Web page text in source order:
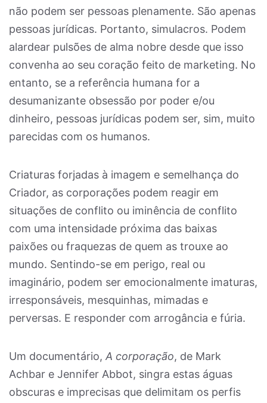
não podem ser pessoas plenamente. São apenas
pessoas jurídicas. Portanto, simulacros. Podem
alardear pulsões de alma nobre desde que isso
convenha ao seu coração feito de marketing. No
entanto, se a referência humana for a
desumanizante obsessão por poder e/ou
dinheiro, pessoas jurídicas podem ser, sim, muito
parecidas com os humanos.
Criaturas forjadas à imagem e semelhança do
Criador, as corporações podem reagir em
situações de conflito ou iminência de conflito
com uma intensidade próxima das baixas
paixões ou fraquezas de quem as trouxe ao
mundo. Sentindo-se em perigo, real ou
imaginário, podem ser emocionalmente imaturas,
irresponsáveis, mesquinhas, mimadas e
perversas. E responder com arrogância e fúria.
Um documentário, A corporação, de Mark
Achbar e Jennifer Abbot, singra estas águas
obscuras e imprecisas que delimitam os perfis